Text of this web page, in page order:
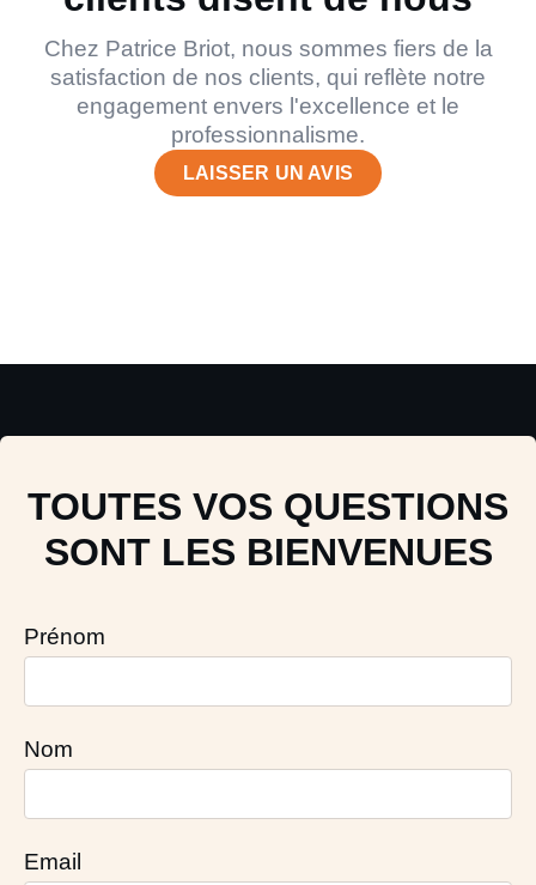
Chez Patrice Briot, nous sommes fiers de la
satisfaction de nos clients, qui reflète notre
engagement envers l'excellence et le
professionnalisme.
LAISSER UN AVIS
TOUTES VOS QUESTIONS
SONT LES BIENVENUES
Prénom
Nom
Email